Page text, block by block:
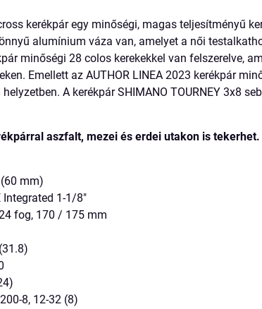
kerékpár egy minőségi, magas teljesítményű
alumínium váza van, amelyet a női
minőségi 28 colos kerekekkel van felszerelve,
Emellett az AUTHOR LINEA 2023 kerékpár
A kerékpár SHIMANO TOURNEY 3x8
aszfalt, mezei és erdei utakon is tekerhet.
mm)
Integrated 1-1/8"
fog, 170 / 175 mm
8, 12-32 (8)